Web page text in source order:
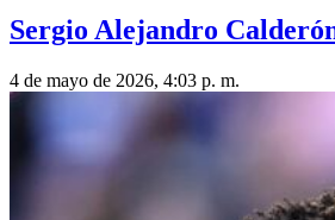
Sergio Alejandro
4 de mayo de 2026, 4:03 p. m.